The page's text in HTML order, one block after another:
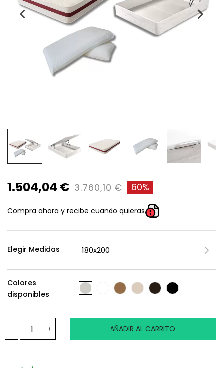
1.504,04 € 3.760,10 € 60%
Compra ahora y recibe cuando quieras
Elegir Medidas
Colores
disponibles
AÑADIR AL CARRITO